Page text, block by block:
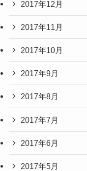
2017年12月
2017年11月
2017年10月
2017年9月
2017年8月
2017年7月
2017年6月
2017年5月